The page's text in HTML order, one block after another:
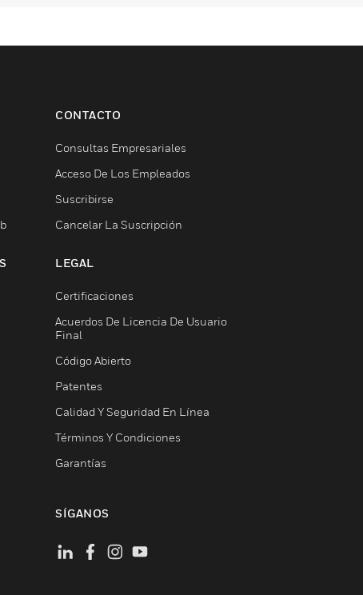
CONTACTO
Consultas Empresariales
Acceso De Los Empleados
Suscribirse
Cancelar La Suscripción
LEGAL
Certificaciones
Acuerdos De Licencia De Usuario
Final
Código Abierto
Patentes
Calidad Y Seguridad En Línea
Términos Y Condiciones
Garantías
SÍGANOS